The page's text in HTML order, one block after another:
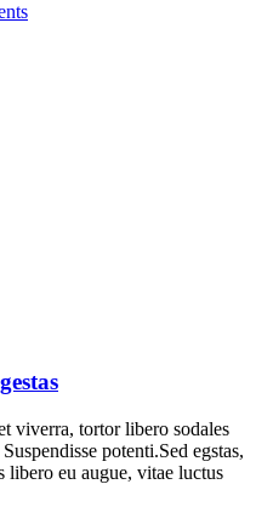
viverra, tortor libero sodales
potenti.Sed egstas,
libero eu augue, vitae luctus